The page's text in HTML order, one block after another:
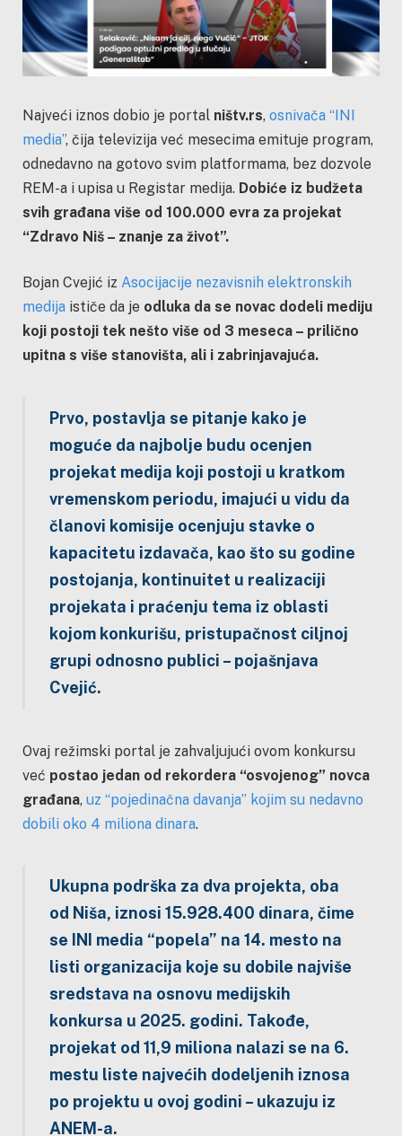
Najveći iznos dobio je portal ništv.rs, osnivača “INI
media”, čija televizija već mesecima emituje program,
odnedavno na gotovo svim platformama, bez dozvole
REM-a i upisa u Registar medija. Dobiće iz budžeta
svih građana više od 100.000 evra za projekat
“Zdravo Niš – znanje za život”.
Bojan Cvejić iz Asocijacije nezavisnih elektronskih
medija ističe da je odluka da se novac dodeli mediju
koji postoji tek nešto više od 3 meseca – prilično
upitna s više stanovišta, ali i zabrinjavajuća.
Prvo, postavlja se pitanje kako je
moguće da najbolje budu ocenjen
projekat medija koji postoji u kratkom
vremenskom periodu, imajući u vidu da
članovi komisije ocenjuju stavke o
kapacitetu izdavača, kao što su godine
postojanja, kontinuitet u realizaciji
projekata i praćenju tema iz oblasti
kojom konkurišu, pristupačnost ciljnoj
grupi odnosno publici – pojašnjava
Cvejić.
Ovaj režimski portal je zahvaljujući ovom konkursu
već postao jedan od rekordera “osvojenog” novca
građana, uz “pojedinačna davanja” kojim su nedavno
dobili oko 4 miliona dinara.
Ukupna podrška za dva projekta, oba
od Niša, iznosi 15.928.400 dinara, čime
se INI media “popela” na 14. mesto na
listi organizacija koje su dobile najviše
sredstava na osnovu medijskih
konkursa u 2025. godini. Takođe,
projekat od 11,9 miliona nalazi se na 6.
mestu liste najvećih dodeljenih iznosa
po projektu u ovoj godini – ukazuju iz
ANEM-a.